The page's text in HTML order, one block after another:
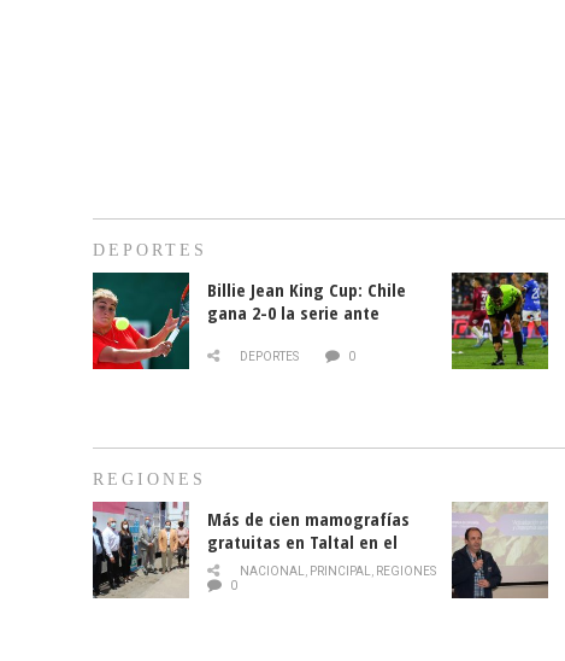
DEPORTES
Billie Jean King Cup: Chile
gana 2-0 la serie ante
DEPORTES 0
REGIONES
Más de cien mamografías
gratuitas en Taltal en el
mes de la prevención del
cáncer de mama
NACIONAL, PRINCIPAL, REGIONES
0